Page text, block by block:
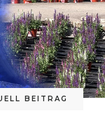
BEITRAG